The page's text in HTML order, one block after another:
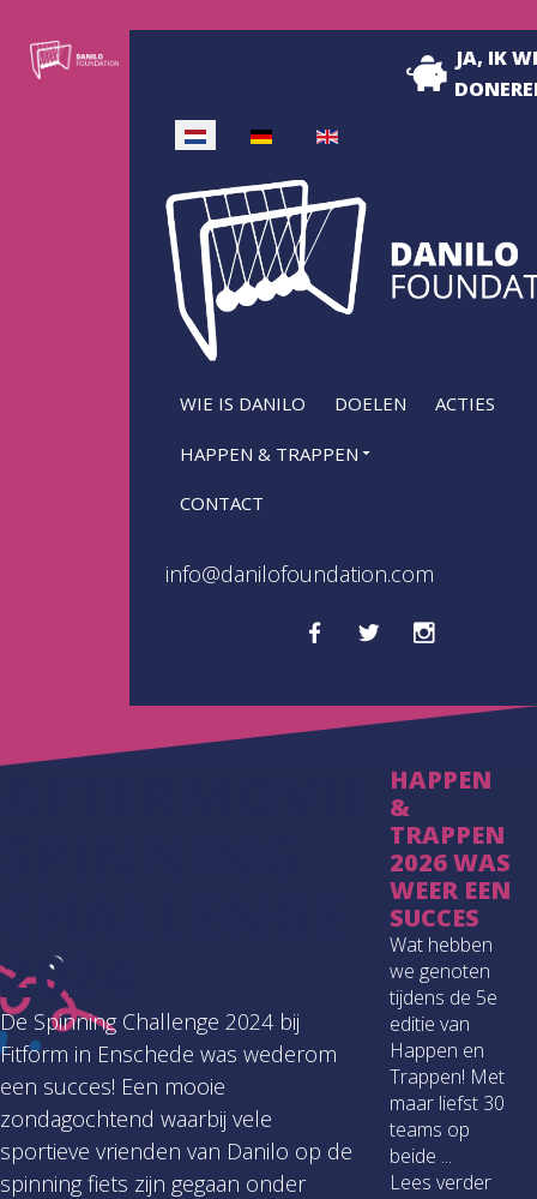
Selecteer de taal
WIE IS DANILO DOELEN ACTIES
HAPPEN & TRAPPEN
CONTACT
info@danilofoundation.com
JA, IK
2024
De Spinning Challenge 2024 bij
Fitform in Enschede was wederom
een succes! Een mooie
zondagochtend waarbij vele
sportieve vrienden van Danilo op de
spinning fiets zijn gegaan onder
HAPPEN
&
TRAPPEN
2026 WAS
WEER EEN
SUCCES
Wat hebben
we genoten
tijdens de 5e
editie van
Happen en
Trappen! Met
maar liefst 30
teams op
beide ...
Lees verder